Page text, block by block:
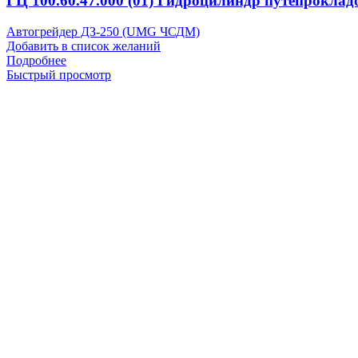
Автогрейдер ДЗ-250 (UMG ЧСДМ)
Добавить в список желаний
Подробнее
Быстрый просмотр